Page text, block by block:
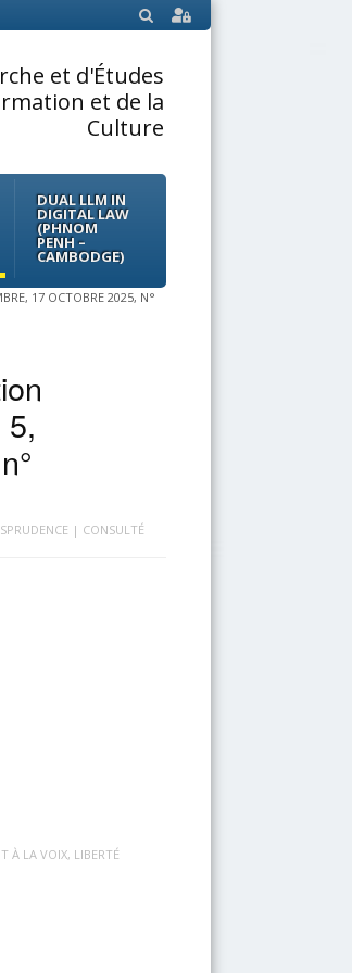
SEARCH
et d'Études
et de la
Culture
DUAL LLM IN
DIGITAL LAW
(PHNOM
PENH –
CAMBODGE)
17 OCTOBRE 2025, N°
| CONSULTÉ
À LA VOIX, LIBERTÉ